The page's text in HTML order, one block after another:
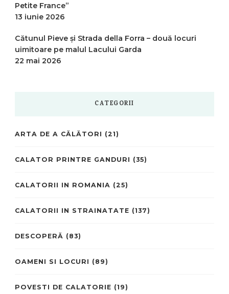
Petite France”
13 iunie 2026
Cătunul Pieve și Strada della Forra – două locuri
uimitoare pe malul Lacului Garda
22 mai 2026
CATEGORII
ARTA DE A CĂLĂTORI (21)
CALATOR PRINTRE GANDURI (35)
CALATORII IN ROMANIA (25)
CALATORII IN STRAINATATE (137)
DESCOPERĂ (83)
OAMENI SI LOCURI (89)
POVESTI DE CALATORIE (19)